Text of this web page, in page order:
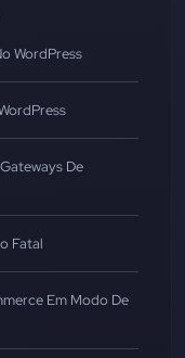
WordPress
De
Fatal
Em Modo De